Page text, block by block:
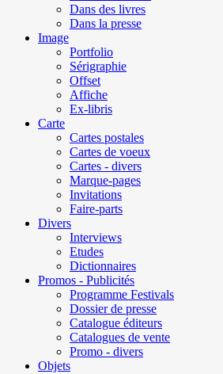
Dans des livres
Dans la presse
Image
Portfolio
Sérigraphie
Offset
Affiche
Ex-libris
Carte
Cartes postales
Cartes de voeux
Cartes - divers
Marque-pages
Invitations
Faire-parts
Divers
Interviews
Etudes
Dictionnaires
Promos - Publicités
Programme Festivals
Dossier de presse
Catalogue éditeurs
Catalogues de vente
Promo - divers
Objets